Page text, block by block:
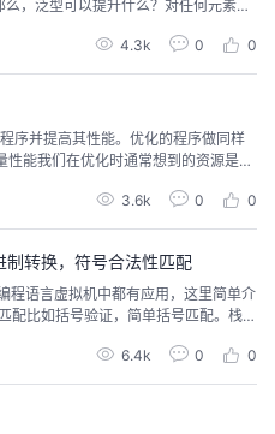
，泛型可以提升什么？对任何元素类
.切片或map 的转换函数，如缩放切片.
通道组合为一个通道.类型近似...
4.3k 0 0
序并提高其性能。优化的程序做同样
性能我们在优化时通常想到的资源是运
主要是浪费在人力上——所以优化工
一段时间，熟练的程序员可以将整个
3.6k 0 0
转换，符号合法性匹配
程语言虚拟机中都有应用，这里简单介
配比如括号验证，简单括号匹配。栈也
((()), ())))))。规则，按栈的方式取值，
开闭校验，如 html。我们将使用...
6.4k 0 0